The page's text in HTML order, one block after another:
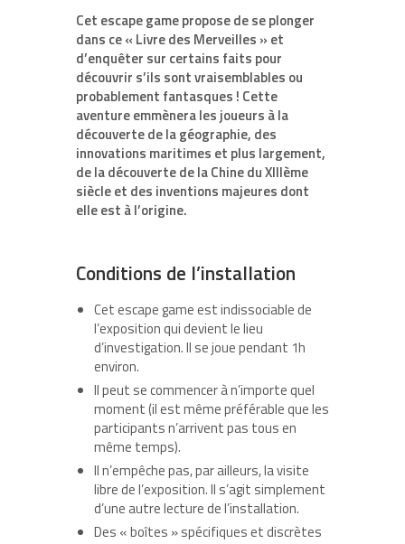
Cet escape game propose de se plonger
dans ce « Livre des Merveilles » et
d’enquêter sur certains faits pour
découvrir s’ils sont vraisemblables ou
probablement fantasques ! Cette
aventure emmènera les joueurs à la
découverte de la géographie, des
innovations maritimes et plus largement,
de la découverte de la Chine du XIIIème
siècle et des inventions majeures dont
elle est à l’origine.
Conditions de l’installation
Cet escape game est indissociable de
l’exposition qui devient le lieu
d’investigation. Il se joue pendant 1h
environ.
Il peut se commencer à n’importe quel
moment (il est même préférable que les
participants n’arrivent pas tous en
même temps).
Il n’empêche pas, par ailleurs, la visite
libre de l’exposition. Il s’agit simplement
d’une autre lecture de l’installation.
Des « boîtes » spécifiques et discrètes